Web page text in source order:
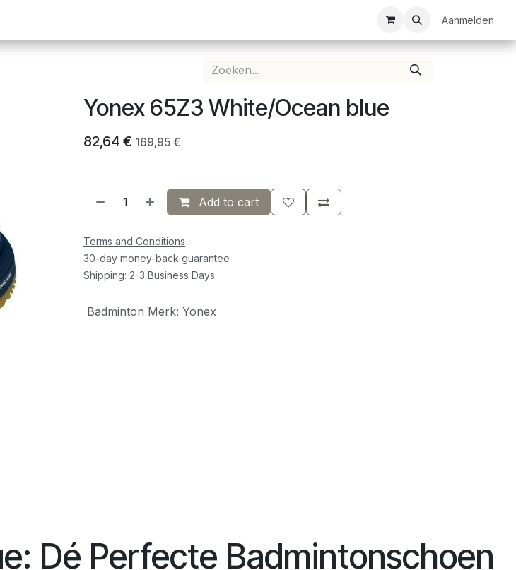
Bedrukkingen Clubkledij
Aanmelden
Yonex 65Z3 White/Ocean blue
82,64 € 169,95€
Add to cart
Terms and Conditions
30-day money-back guarantee
Shipping: 2-3 Business Days
Badminton Merk: Yonex
Dé Perfecte Badmintonschoen